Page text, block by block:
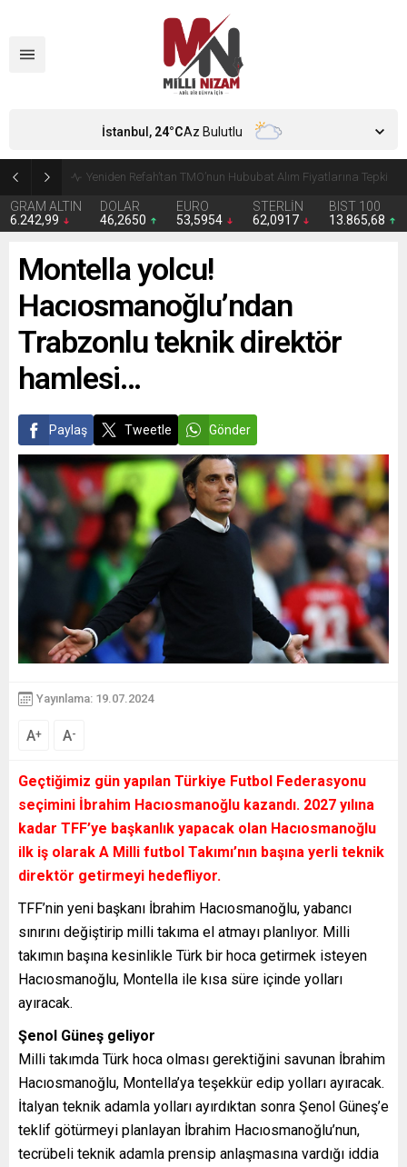
CHP’de Günaydın ve Başarır’ın grup başkanvekilliği düştü
GRAM ALTIN
6.242,99
DOLAR
46,2650
EURO
53,5954
STERLİN
62,0917
BIST 100
13.865,68
İstanbul, 24°CAz Bulutlu
Montella yolcu!
Hacıosmanoğlu’ndan
Trabzonlu teknik direktör
hamlesi…
Paylaş Tweetle Gönder
Yayınlama: 19.07.2024
A+ A-
Geçtiğimiz gün yapılan Türkiye Futbol Federasyonu
seçimini İbrahim Hacıosmanoğlu kazandı. 2027 yılına
kadar TFF’ye başkanlık yapacak olan Hacıosmanoğlu
ilk iş olarak A Milli futbol Takımı’nın başına yerli teknik
direktör getirmeyi hedefliyor.
TFF’nin yeni başkanı İbrahim Hacıosmanoğlu, yabancı
sınırını değiştirip milli takıma el atmayı planlıyor. Milli
takımın başına kesinlikle Türk bir hoca getirmek isteyen
Hacıosmanoğlu, Montella ile kısa süre içinde yolları
ayıracak.
Şenol Güneş geliyor
Milli takımda Türk hoca olması gerektiğini savunan İbrahim
Hacıosmanoğlu, Montella’ya teşekkür edip yolları ayıracak.
İtalyan teknik adamla yolları ayırdıktan sonra Şenol Güneş’e
teklif götürmeyi planlayan İbrahim Hacıosmanoğlu’nun,
tecrübeli teknik adamla prensip anlaşmasına vardığı iddia